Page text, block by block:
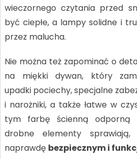
wieczornego czytania przed
być ciepłe, a lampy solidne i
przez malucha.
Nie można też zapominać o
na miękki dywan, który
upadki pociechy, specjalne
i narożniki, a także łatwe w
tym farbę ścienną odporną
drobne elementy
naprawdę bezpiecznym i